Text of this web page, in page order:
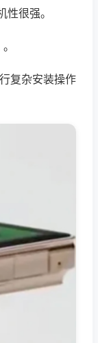
很强。
复杂安装操作